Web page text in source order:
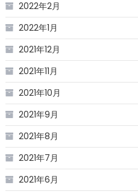
2022年2月
2022年1月
2021年12月
2021年11月
2021年10月
2021年9月
2021年8月
2021年7月
2021年6月